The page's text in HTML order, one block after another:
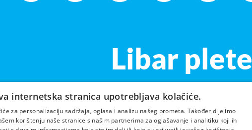
Libar
internetska stranica upotrebljava kolačiće.
za personalizaciju sadržaja, oglasa i analizu našeg prometa. Također dijelimo
korištenju naše stranice s našim partnerima za oglašavanje i analitiku koji ih